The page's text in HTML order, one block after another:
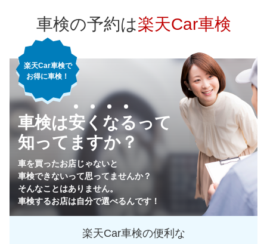
関
東
神奈川県
千葉県 店舗を探す
埼玉県 47,070 店舗を探す
茨城県 48,390 円 店舗を探す
栃木県 45,670 店舗を探す
群馬県 44,890 店舗を探す
山梨県 45,880 店舗を探す
長野県 49,630円
車検の予約は楽天Car車検
楽天Car車検で
お得に車検！
車検は安くなるって
知ってますか？
車を買ったお店じゃないと
車検できないって思ってませんか？
そんなことはありません。
車検するお店は自分で選べるんです！
楽天Car車検の便利な